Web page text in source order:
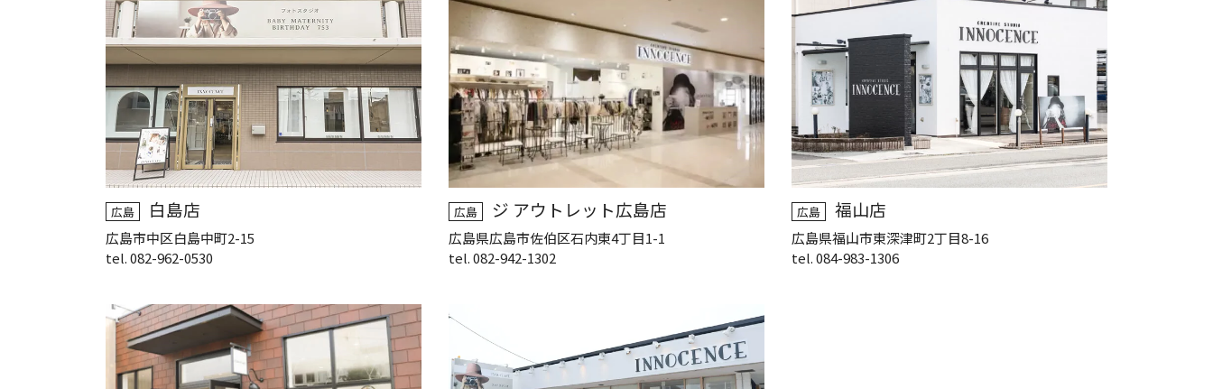
広島 白島店
広島市中区白島中町2-15
tel. 082-962-0530
広島 ジ アウトレット広島店
広島県広島市佐伯区石内東4丁目1-1
tel. 082-942-1302
広島 福山店
広島県福山市東深津町2丁目8-16
tel. 084-983-1306